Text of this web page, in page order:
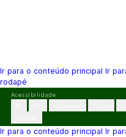
Ir para o conteúdo principal Ir
rodapé
Pular
conteúdo
Acessibilidade
Ir para o conteúdo principal Ir